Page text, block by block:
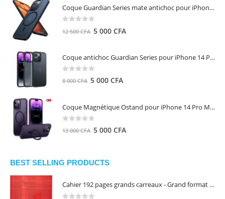
Coque Guardian Series mate antichoc pour iPhone 15 Pro Max avec Magsafe Noir - Torras
12 500CFA Le
500 CFA.
5 000 CFA
Coque antichoc Guardian Series pour iPhone 14 Pro Max - TORRAS
out of 5
8 000CFA Le
était :
8
000 CFA.
5 000 CFALe
est :
000 CFA.
Coque Magnétique Ostand pour iPhone 14 Pro Max - Violet Foncé - TORRAS
13 000CFA Le
était :
000 CFA.
5 000 CFA
000 CFA.
BEST SELLING PRODUCTS
Cahier 192 pages grands carreaux - Grand format - Brochure dos toilé - 24x32 cm - Papier blanc 90 g - Couverture carte pelliculée couleur aléatoire - Clairefontaine